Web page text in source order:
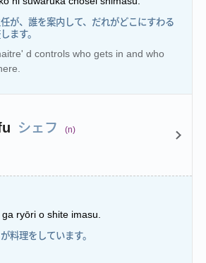
が、誰を案内して、だれがどこにすわる
ます。
d controls who gets in and who
シェフ (n)
ryōri o shite imasu.
料理をしています。